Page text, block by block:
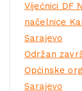
Vijećnici DF
načelnice
Sarajevo
Održan
Općinske
Sarajevo